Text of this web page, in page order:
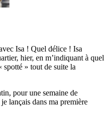
Isa ! Quel délice ! Isa
hier, en m’indiquant à quel
spotté » tout de suite la
pour une semaine de
lançais dans ma première